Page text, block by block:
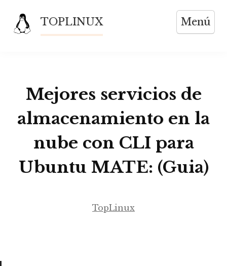
contenido
TOPLINUX Menú
Mejores servicios de
almacenamiento en la
nube con CLI para
Ubuntu MATE: (Guia)
TopLinux